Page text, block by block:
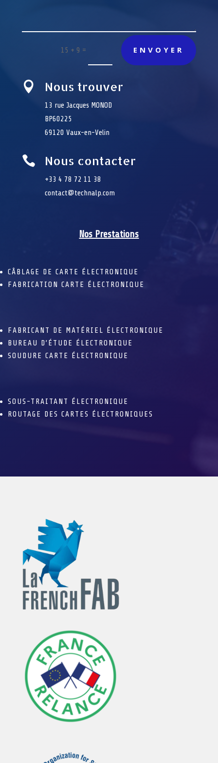
15 + 9 = ENVOYER
 Nous trouver
13 rue Jacques MONOD
BP60225
69120 Vaux-en-Velin
 Nous contacter
+33 4 78 72 11 38
contact@technalp.com
Nos Prestations
CÂBLAGE DE CARTE ÉLECTRONIQUE
FABRICATION CARTE ÉLECTRONIQUE
FABRICANT DE MATÉRIEL ÉLECTRONIQUE
BUREAU D’ÉTUDE ÉLECTRONIQUE
SOUDURE CARTE ÉLECTRONIQUE
SOUS-TRAITANT ÉLECTRONIQUE
ROUTAGE DES CARTES ÉLECTRONIQUES